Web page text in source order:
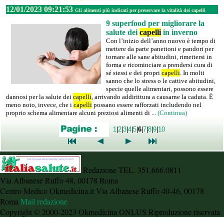
12/01/2023 09:21:53 Gli alimenti più indicati per preservare la vitalità dei capelli
9 superfood per migliorare la
salute dei capelli in inverno
Con l’inizio dell’anno nuovo è tempo di
mettere da parte panettoni e pandori per
tornare alle sane abitudini, rimettersi in
forma e ricominciare a prendersi cura di
sé stessi e dei propri capelli. In molti
sanno che lo stress o le cattive abitudini,
specie quelle alimentari, possono essere
dannosi per la salute dei capelli, arrivando addirittura a causarne la caduta. È
meno noto, invece, che i capelli possano essere rafforzati includendo nel
proprio schema alimentare alcuni preziosi alimenti di ... (Continua)
1 |2|3|4|5|6|7|8|9|10
Redazione TEL. 351.666.0811
Via Albanese Ruffo 48, 00178 Roma
Centro Medico Okmedicina.it Via Albanese Ruffo 40-46, 00178
Roma Mail redazione
Copyright © 2000-2023 Okmedicina ONLUS Riproduzione riservata